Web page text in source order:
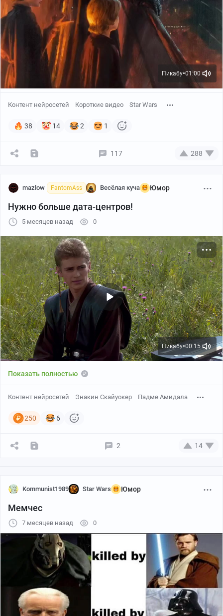
Пикабу●01:00
Контент нейросетей Короткие видео Star Wars
38 14 2 1
117 288
mazlow FantomAss Весёлая куча Юмор
Нужно больше дата-центров!
5 месяцев назад 0
Пикабу●00:15
Показать полностью
Контент нейросетей Энакин Скайуокер Падме Амидала
250 6
2 14
Kommunist1989 Star Wars Юмор
Мемчес
7 месяцев назад 0